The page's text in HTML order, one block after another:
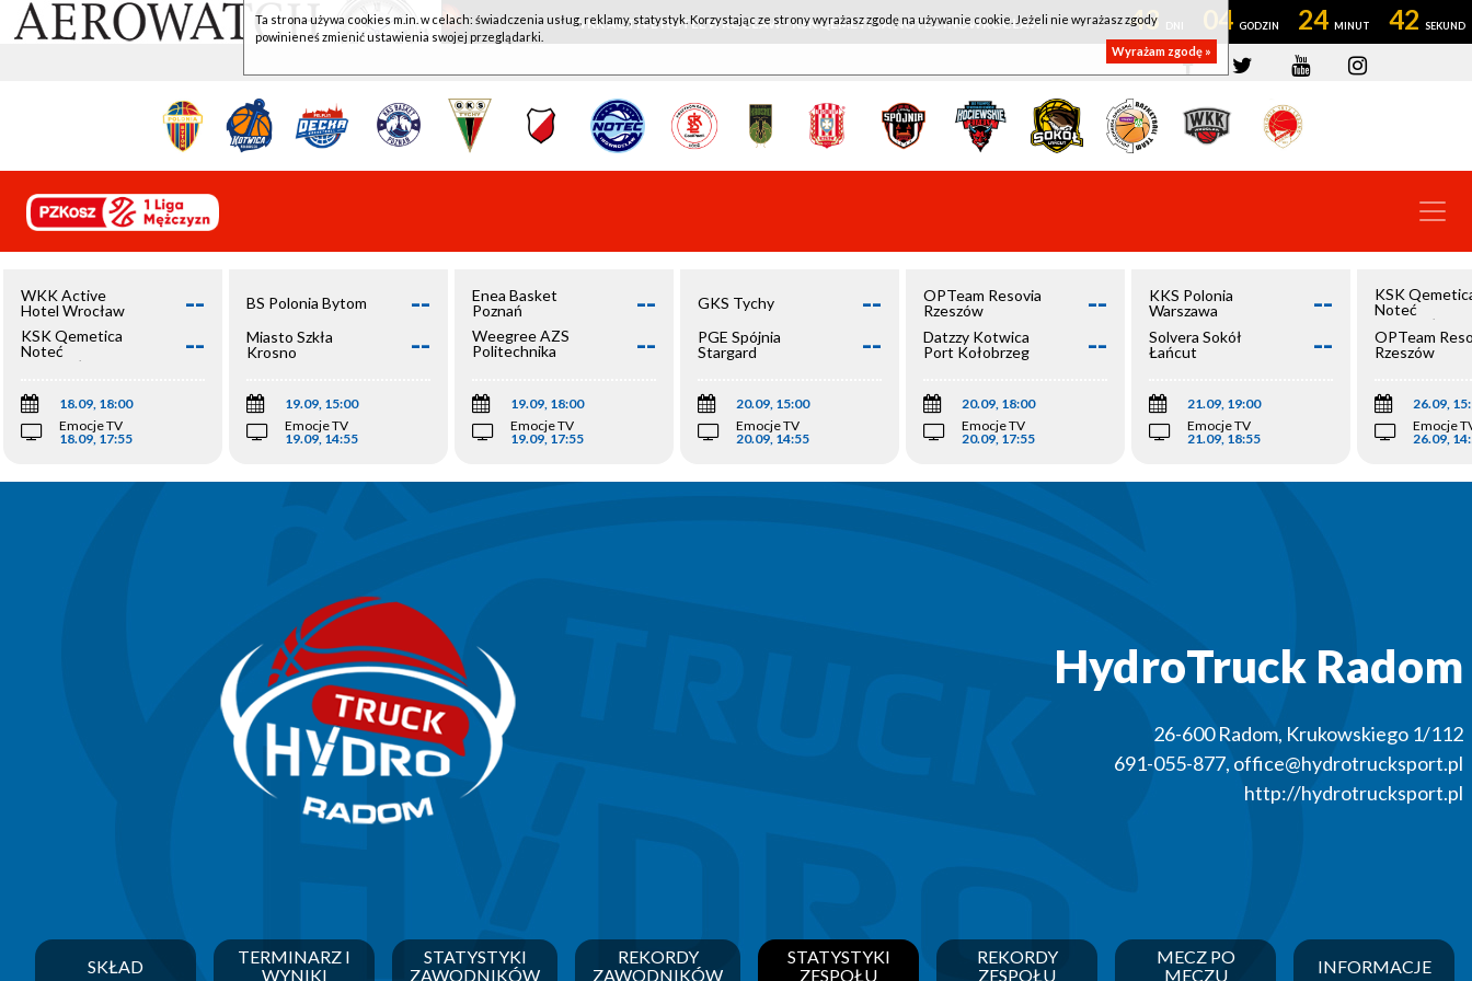
WKK ACTIVE HOTEL WROCŁAW - KSK QEMETICA NOTEĆ INOWROCŁAW 43 04 24 41
WKK Active
Hotel Wrocław
--
KSK Qemetica
Noteć
Inowrocław
--
18.09, 18:00
Emocje TV
18.09, 17:55
BS Polonia Bytom --
Miasto Szkła
Krosno
--
19.09, 15:00
Emocje TV
19.09, 14:55
Enea Basket
Poznań
--
Weegree AZS
Politechnika
--
19.09, 18:00
Emocje TV
19.09, 17:55
GKS Tychy --
PGE Spójnia
Stargard
--
20.09, 15:00
Emocje TV
20.09, 14:55
OPTeam Resovia
Rzeszów
--
Datzzy Kotwica
Port Kołobrzeg
--
20.09, 18:00
Emocje TV
20.09, 17:55
KKS Polonia
Warszawa
--
Solvera Sokół
Łańcut
--
21.09, 19:00
Emocje TV
21.09, 18:55
KSK
Noteć
Inowrocław
OPTeam
Rzeszów
26.09,
Emocje
26.09,
HydroTruck Radom
26-600 Radom, Krukowskiego 1/112
691-055-877, office@hydrotrucksport.pl
http://hydrotrucksport.pl
SKŁAD
TERMINARZ I
WYNIKI
STATYSTYKI
ZAWODNIKÓW
REKORDY
ZAWODNIKÓW
STATYSTYKI
ZESPOŁU
REKORDY
ZESPOŁU
MECZ PO
MECZU
INFORMACJE
Ta strona używa cookies m.in. w celach: świadczenia usług, reklamy, statystyk. Korzystając ze strony wyrażasz zgodę na używanie cookie. Jeżeli nie wyrażasz zgody
powinieneś zmienić ustawienia swojej przeglądarki.
Wyrażam zgodę »